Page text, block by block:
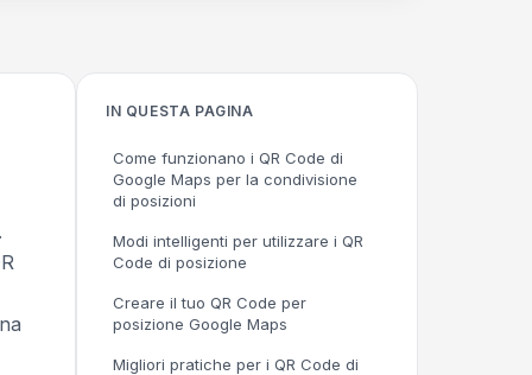
IN QUESTA PAGINA
Come funzionano i QR Code di
Google Maps per la condivisione
di posizioni
Modi intelligenti per utilizzare i QR
Code di posizione
Creare il tuo QR Code per
posizione Google Maps
Migliori pratiche per i QR Code di